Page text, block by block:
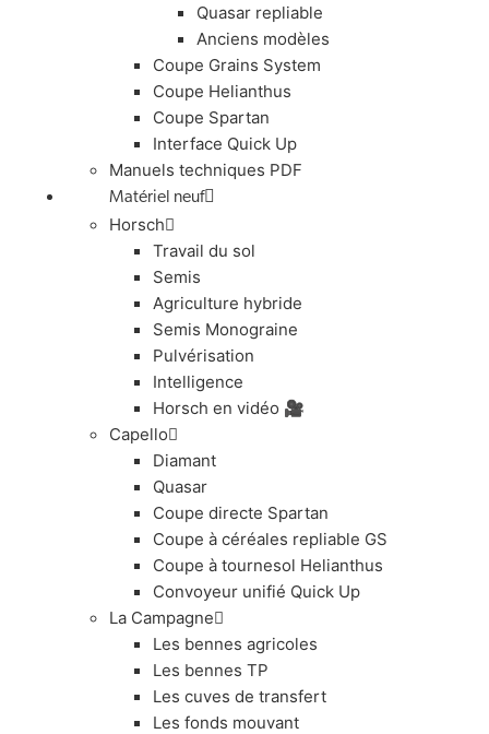
Quasar repliable
Anciens modèles
Coupe Grains System
Coupe Helianthus
Coupe Spartan
Interface Quick Up
Manuels techniques PDF
Matériel neuf
Horsch
Travail du sol
Semis
Agriculture hybride
Semis Monograine
Pulvérisation
Intelligence
Horsch en vidéo 🎥
Capello
Diamant
Quasar
Coupe directe Spartan
Coupe à céréales repliable GS
Coupe à tournesol Helianthus
Convoyeur unifié Quick Up
La Campagne
Les bennes agricoles
Les bennes TP
Les cuves de transfert
Les fonds mouvant